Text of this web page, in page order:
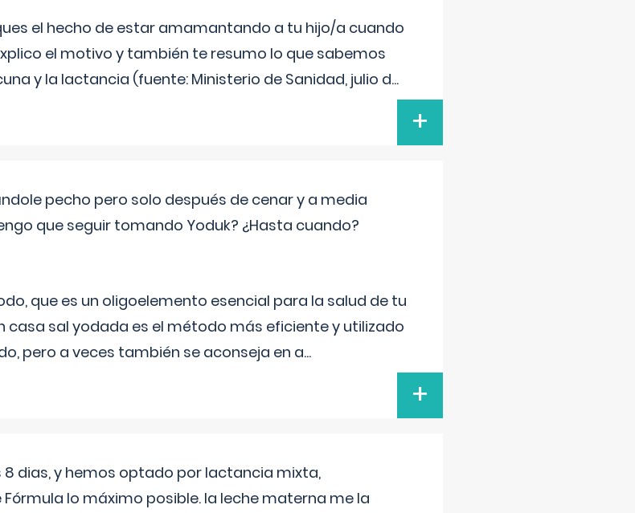
el hecho de estar amamantando a tu hijo/a cuando
el motivo y también te resumo lo que sabemos
y la lactancia (fuente: Ministerio de Sanidad, julio d...
+
pecho pero solo después de cenar y a media
que seguir tomando Yoduk? ¿Hasta cuando?
que es un oligoelemento esencial para la salud de tu
casa sal yodada es el método más eficiente y utilizado
pero a veces también se aconseja en a...
+
dias, y hemos optado por lactancia mixta,
lo máximo posible. la leche materna me la